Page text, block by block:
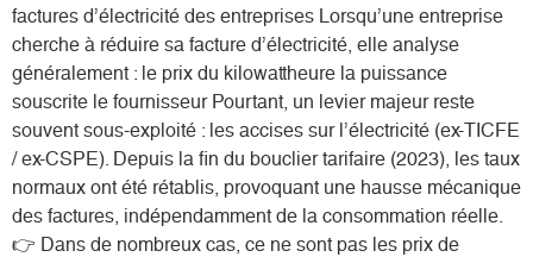
factures d’électricité des entreprises Lorsqu’une entreprise
cherche à réduire sa facture d’électricité, elle analyse
généralement : le prix du kilowattheure la puissance
souscrite le fournisseur Pourtant, un levier majeur reste
souvent sous-exploité : les accises sur l’électricité (ex-TICFE
/ ex-CSPE). Depuis la fin du bouclier tarifaire (2023), les taux
normaux ont été rétablis, provoquant une hausse mécanique
des factures, indépendamment de la consommation réelle.
👉 Dans de nombreux cas, ce ne sont pas les prix de